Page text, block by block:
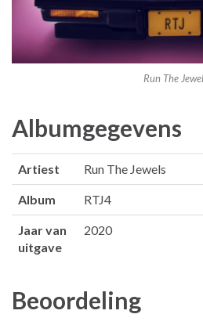
Run The
Albumgegevens
Artiest Run The Jewels
Album RTJ4
Jaar van
uitgave
2020
Beoordeling